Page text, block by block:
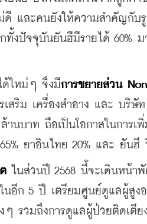
ดี และคนยังให้ความสำคัญกับ
ทั้งปัจจุบันยันฮีมีรายได้ 60%
ใหม่ๆ จึงมีการขยายส่วน
สริม เครื่องสำอาง และ บริ
นบาท ถือเป็นโอกาสในการเ
ยาอินไทย 20% และ ยันฮี
ในส่วนปี 2568 นี้จะเดินหน้า
อีก 5 ปี เตรียมศูนย์ดูแลผู้สูง
รวมถึงการดูแลผู้ป่วยติดเตีย